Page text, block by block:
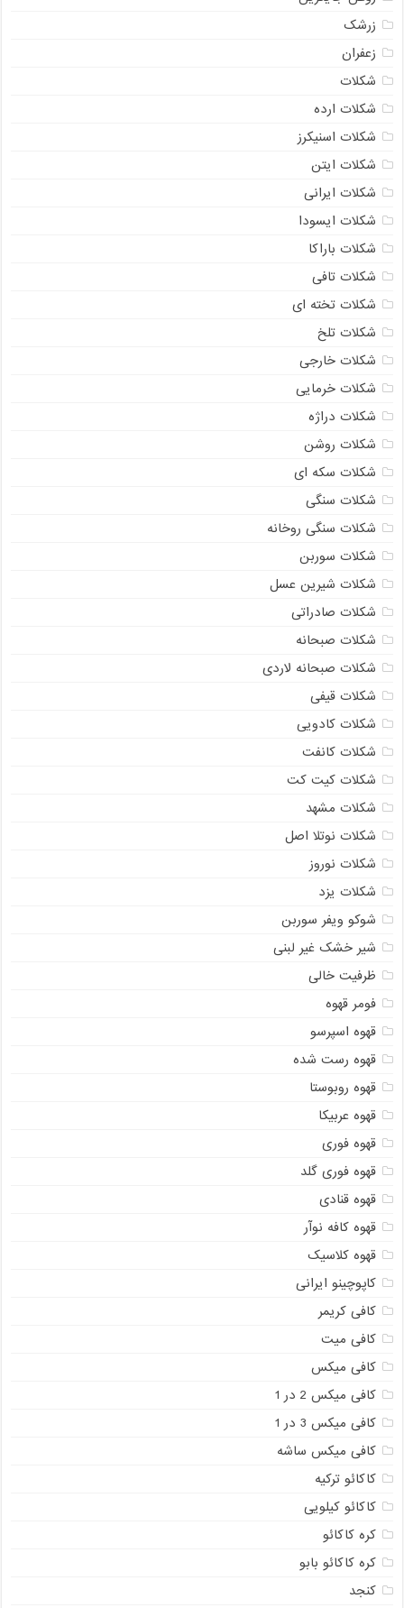
زرشک
زعفران
شکلات
شکلات ارده
شکلات اسنیکرز
شکلات ایتن
شکلات ایرانی
شکلات ایسودا
شکلات باراکا
شکلات تافی
شکلات تخته ای
شکلات تلخ
شکلات خارجی
شکلات خرمایی
شکلات دراژه
شکلات روشن
شکلات سکه ای
شکلات سنگی
شکلات سنگی روخانه
شکلات سوربن
شکلات شیرین عسل
شکلات صادراتی
شکلات صبحانه
شکلات صبحانه لاردی
شکلات قیفی
شکلات کادویی
شکلات کانفت
شکلات کیت کت
شکلات مشهد
شکلات نوتلا اصل
شکلات نوروز
شکلات یزد
شوکو ویفر سوربن
شیر خشک غیر لبنی
ظرفیت خالی
فومر قهوه
قهوه اسپرسو
قهوه رست شده
قهوه روبوستا
قهوه عربیکا
قهوه فوری
قهوه فوری گلد
قهوه قنادی
قهوه کافه نوآر
قهوه کلاسیک
کاپوچینو ایرانی
کافی کریمر
کافی میت
کافی میکس
کافی میکس 2 در 1
کافی میکس 3 در 1
کافی میکس ساشه
کاکائو ترکیه
کاکائو کیلویی
کره کاکائو
کره کاکائو بابو
کنجد